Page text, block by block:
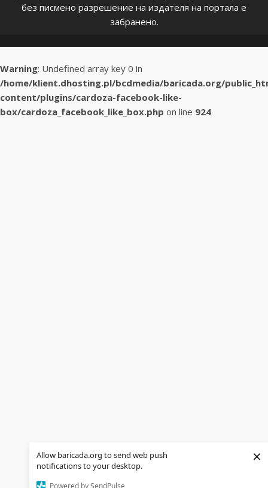
Allow baricada.org to send web push
notifications to your desktop.
Powered by SendPulse
×
без писмено разрешение на издателя на портала е
забранено.
Warning: Undefined array key 0 in
/home/klient.dhosting.pl/bcdmedia/baricada.org/
content/plugins/cardoza-facebook-like-
box/cardoza_facebook_like_box.php on line 924